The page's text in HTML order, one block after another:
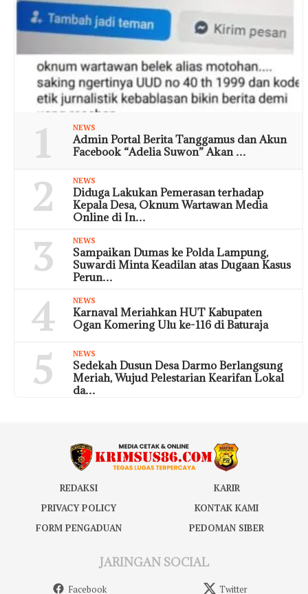
1 NEWS
Admin Portal Berita Tanggamus dan Akun
Facebook “Adelia Suwon” Akan …
2 NEWS
Diduga Lakukan Pemerasan terhadap
Kepala Desa, Oknum Wartawan Media
Online di In…
3 NEWS
Sampaikan Dumas ke Polda Lampung,
Suwardi Minta Keadilan atas Dugaan Kasus
Perun…
4 NEWS
Karnaval Meriahkan HUT Kabupaten
Ogan Komering Ulu ke-116 di Baturaja
5 NEWS
Sedekah Dusun Desa Darmo Berlangsung
Meriah, Wujud Pelestarian Kearifan Lokal
da…
REDAKSI
KARIR
PRIVACY POLICY
KONTAK KAMI
FORM PENGADUAN
PEDOMAN SIBER
JARINGAN SOCIAL
Facebook Twitter